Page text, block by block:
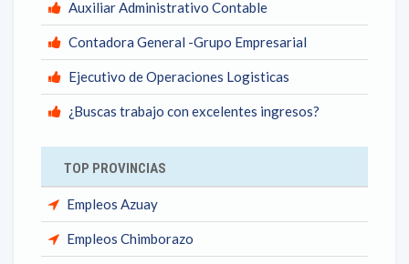
Auxiliar Administrativo Contable
Contadora General -Grupo Empresarial
Ejecutivo de Operaciones Logisticas
¿Buscas trabajo con excelentes ingresos?
TOP PROVINCIAS
Empleos Azuay
Empleos Chimborazo